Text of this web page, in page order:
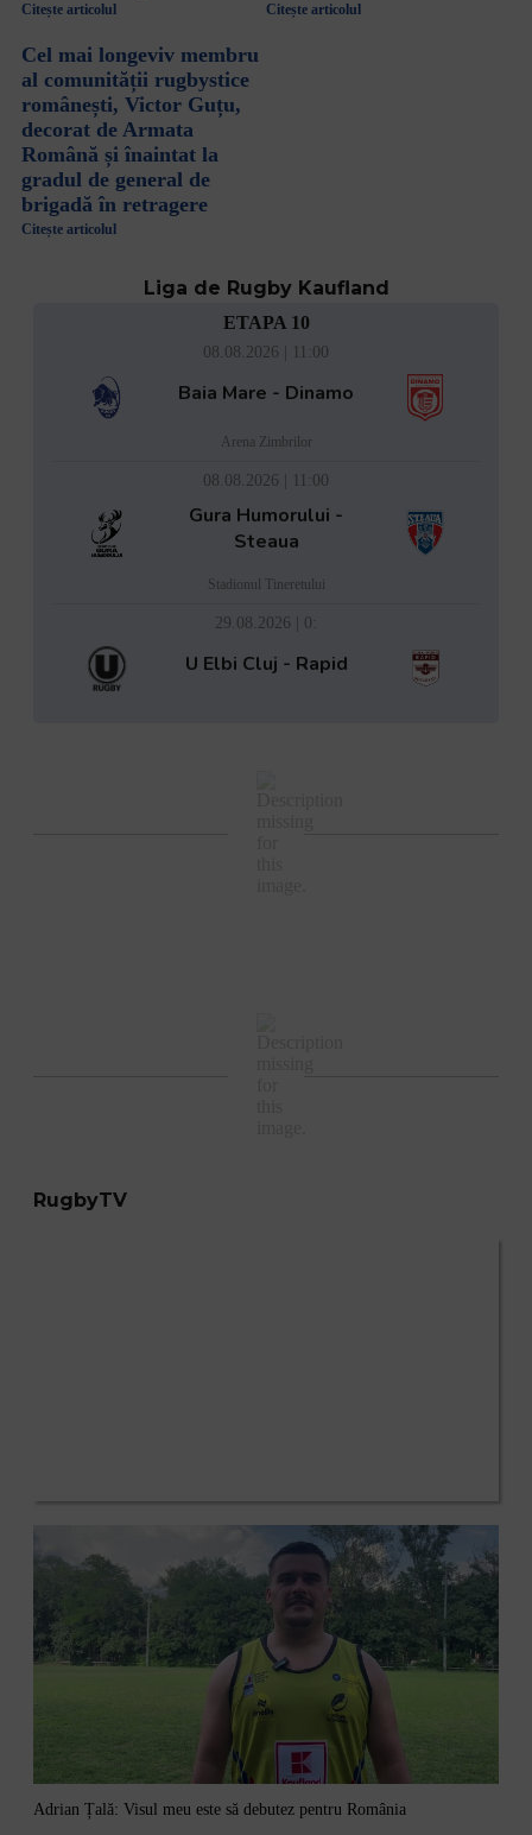
Citește articolul Citește articolul
Cel mai longeviv membru
al comunității rugbystice
românești, Victor Guțu,
decorat de Armata
Română și înaintat la
gradul de general de
brigadă în retragere
Citește articolul
Liga de Rugby Kaufland
ETAPA 10
08.08.2026 | 11:00
Baia Mare - Dinamo
Arena Zimbrilor
08.08.2026 | 11:00
Gura Humorului -
Steaua
Stadionul Tineretului
29.08.2026 | 0:
U Elbi Cluj - Rapid
RugbyTV
Adrian Țală: Visul meu este să debutez pentru România